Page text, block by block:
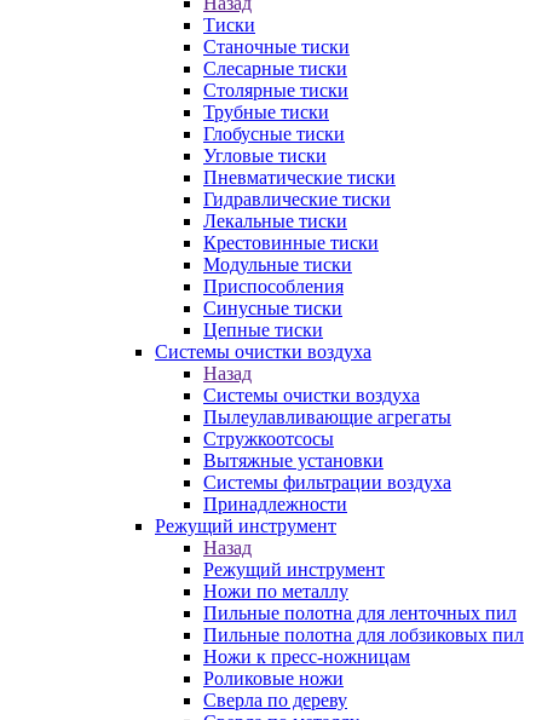
Тиски
Станочные тиски
Слесарные тиски
Столярные тиски
Трубные тиски
Глобусные тиски
Угловые тиски
Пневматические тиски
Гидравлические тиски
Лекальные тиски
Крестовинные тиски
Модульные тиски
Приспособления
Синусные тиски
Цепные тиски
Системы очистки воздуха
Назад
Системы очистки воздуха
Пылеулавливающие агрегаты
Стружкоотсосы
Вытяжные установки
Системы фильтрации воздуха
Принадлежности
Режущий инструмент
Назад
Режущий инструмент
Ножи по металлу
Пильные полотна для ленточных пил
Пильные полотна для лобзиковых пил
Ножи к пресс-ножницам
Роликовые ножи
Сверла по дереву